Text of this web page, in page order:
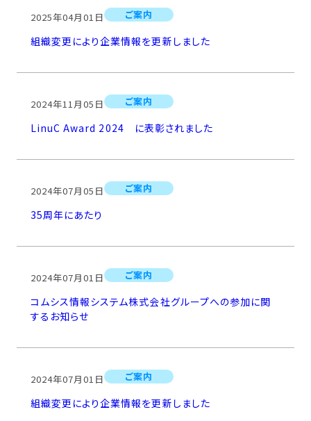
2025年04月01日 ご案内
組織変更により企業情報を更新しました
2024年11月05日 ご案内
LinuC Award 2024 に表彰されました
2024年07月05日 ご案内
35周年にあたり
2024年07月01日 ご案内
コムシス情報システム株式会社グループへの参加に関
するお知らせ
2024年07月01日 ご案内
組織変更により企業情報を更新しました